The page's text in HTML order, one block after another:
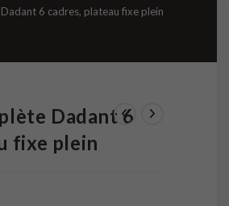
WEBSITE
6 cadres, plateau fixe plein
Dadant 6
fixe plein